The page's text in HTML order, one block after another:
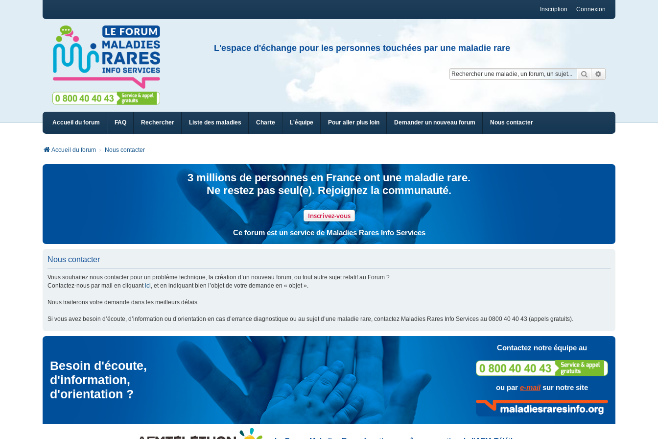
Connexion
Inscription
L'espace d'échange pour les personnes touchées par une maladie rare
Rechercher
Accueil du forum FAQ Rechercher Liste des maladies Charte L'équipe Pour aller plus loin Demander un nouveau forum Nous contacter
Accueil du forum Nous contacter
3 millions de personnes en France ont une maladie rare.
Ne restez pas seul(e). Rejoignez la communauté.
Inscrivez-vous
Ce forum est un service de Maladies Rares Info Services
Nous contacter
Vous souhaitez nous contacter pour un problème technique, la création d’un nouveau forum, ou tout autre sujet relatif au Forum ?
Contactez-nous par mail en cliquantici, et en indiquant bien l’objet de votre demande en « objet ».
Nous traiterons votre demande dans les meilleurs délais.
Si vous avez besoin d’écoute, d’information ou d’orientation en cas d’errance diagnostique ou au sujet d’une maladie rare, contactez Maladies Rares Info Services au 0800 40 40 43 (appels gratuits).
Besoin d'écoute,
d'information,
d'orientation ?
Contactez notre équipe au
ou par e-mailsur notre site